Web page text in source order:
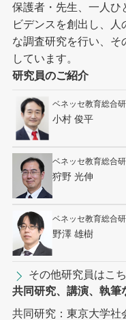
保護者・先生、一人ひ
ビデンスを創出し、人
な調査研究を行い、そ
しています。
研究員のご紹介
ベネッセ教育総合
小村 俊平
ベネッセ教育総合
狩野 光伸
ベネッセ教育総合
野澤 雄樹
その他研究員はこ
共同研究、講演、執筆
共同研究：東京大学社